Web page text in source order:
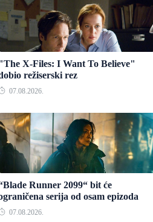
X-Files: I Want To Believe"
režiserski rez
07.08.2026.
Runner 2099“ bit će
serija od osam epizoda
07.08.2026.